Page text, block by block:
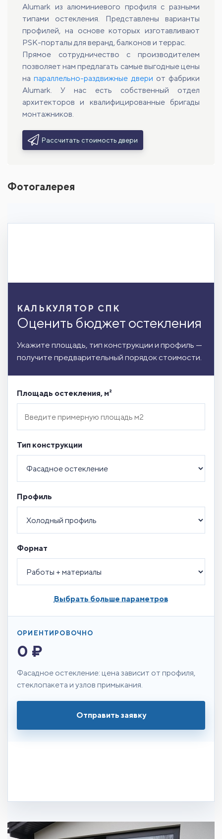
Alumark из алюминиевого профиля с разными
типами остекления. Представлены варианты
профилей, на основе которых изготавливают
PSK-порталы для веранд, балконов и террас.
Прямое сотрудничество с производителем
позволяет нам предлагать самые выгодные цены
напараллельно-раздвижные двери от фабрики
Alumark. У нас есть собственный отдел
архитекторов и квалифицированные бригады
монтажников.
Рассчитать стоимость двери
Фотогалерея
КАЛЬКУЛЯТОР СПК
Оценить бюджет остекления
Укажите площадь, тип конструкции и профиль —
получите предварительный порядок стоимости.
Площадь остекления, м²
Тип конструкции
Профиль
Формат
Выбрать больше параметров
ОРИЕНТИРОВОЧНО
0 ₽
Фасадное остекление: цена зависит от профиля,
стеклопакета и узлов примыкания.
Отправить заявку